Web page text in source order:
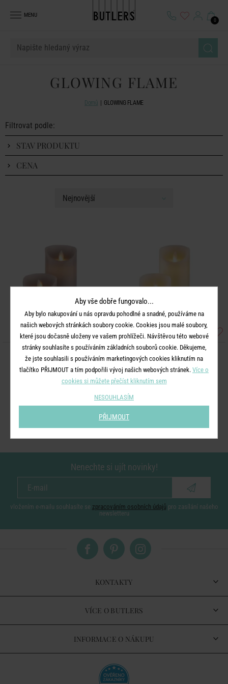
MENU
0
GLOWING FLAME
Domů GLOWING FLAME
Filtrovat podle:
STAV PRODUKTU
CENA
GLOWING FLAME
LED Svíčka set 3 ks - šedá
849 Kč
GLOWING FLAME
LED Svíčka na baterie set 3 ks -
krémová
849 Kč
Nenechte si ujít novinky!
vložením e-mailu souhlasíte se zpracováním osobních údajů pro zasílání našeho
newsletteru
KONTAKTY
VÍCE O BUTLERS
INFORMACE O NÁKUPU
Aby vše dobře fungovalo...
Aby bylo nakupování u nás opravdu pohodlné a snadné, používáme na
našich webových stránkách soubory cookie. Cookies jsou malé soubory,
které jsou dočasně uloženy ve vašem prohlížeči. Návštěvou této webové
stránky souhlasíte s používáním základních souborů cookie. Děkujeme,
že jste souhlasili s používáním marketingových cookies kliknutím na
tlačítko PŘIJMOUT a tím podpořili vývoj našich webových stránek. Více o
cookies si můžete přečíst kliknutím sem
NESOUHLASÍM
PŘIJMOUT